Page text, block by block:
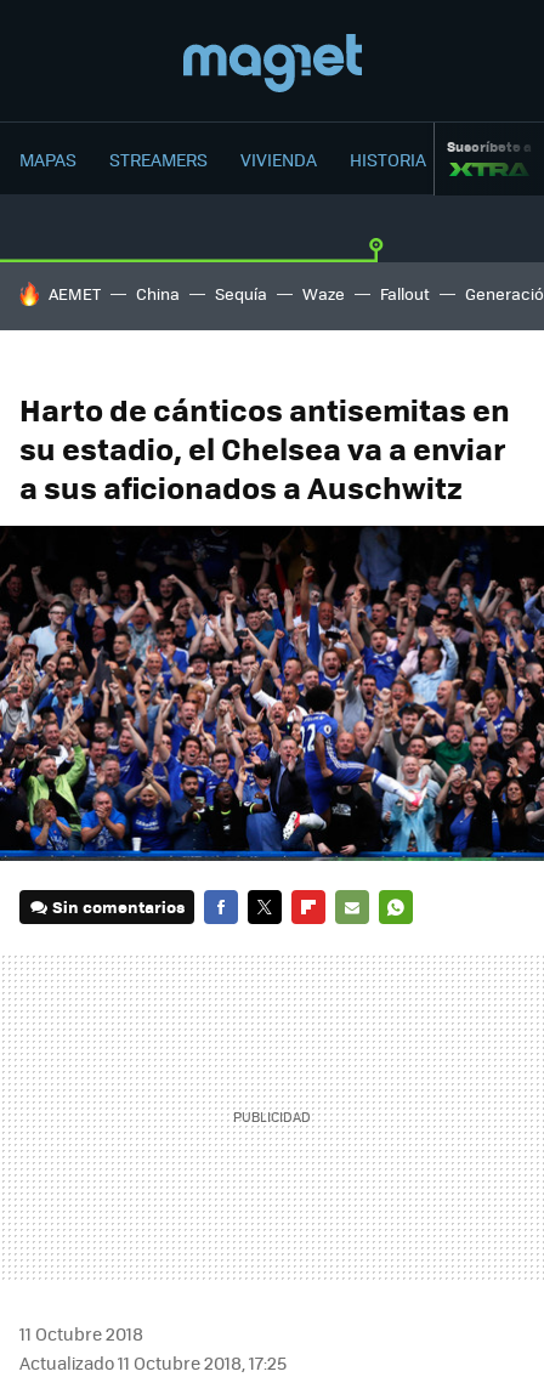
MAPAS STREAMERS VIVIENDA HISTORIA Suscríbete a
HOY SE HABLA DE
AEMET China Sequía Waze Fallout
Harto de cánticos antisemitas en
su estadio, el Chelsea va a enviar
a sus aficionados a Auschwitz
Sin comentarios
MAIL
11 Octubre 2018
Actualizado 11 Octubre 2018, 17:25